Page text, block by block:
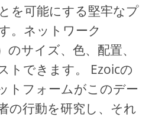
を可能にする堅牢なプ
。ネットワーク
のサイズ、色、配置、
トできます。 Ezoicの
トフォームがこのデー
の行動を研究し、それ